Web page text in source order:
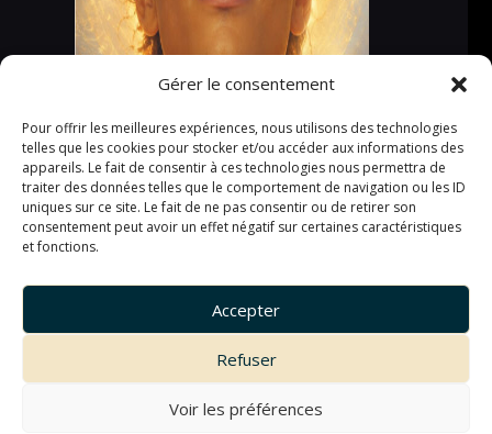
Gérer le consentement
Pour offrir les meilleures expériences, nous utilisons des technologies
telles que les cookies pour stocker et/ou accéder aux informations des
appareils. Le fait de consentir à ces technologies nous permettra de
traiter des données telles que le comportement de navigation ou les ID
uniques sur ce site. Le fait de ne pas consentir ou de retirer son
consentement peut avoir un effet négatif sur certaines caractéristiques
et fonctions.
Accepter
Refuser
Voir les préférences